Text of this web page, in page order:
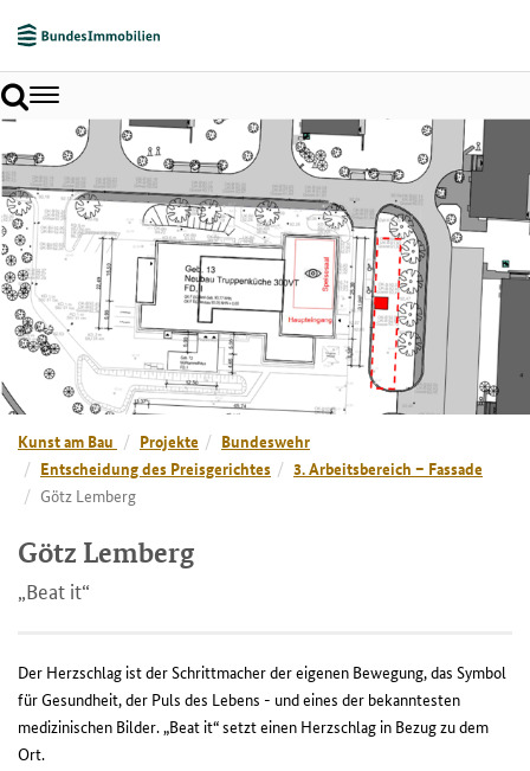
Toggle
navigation
Kunst am Bau Projekte
Bundeswehr
Entscheidung des Preisgerichtes
3. Arbeitsbereich – Fassade
Götz Lemberg
Götz Lemberg
„Beat it“
Der Herzschlag ist der Schrittmacher der eigenen Bewegung, das Symbol
für Gesundheit, der Puls des Lebens - und eines der bekanntesten
medizinischen Bilder. „Beat it“ setzt einen Herzschlag in Bezug zu dem
Ort.